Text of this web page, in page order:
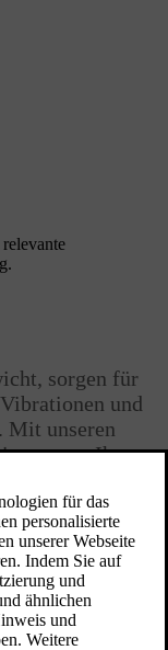
sorgen für
und
Mit unseren
aus Ihren